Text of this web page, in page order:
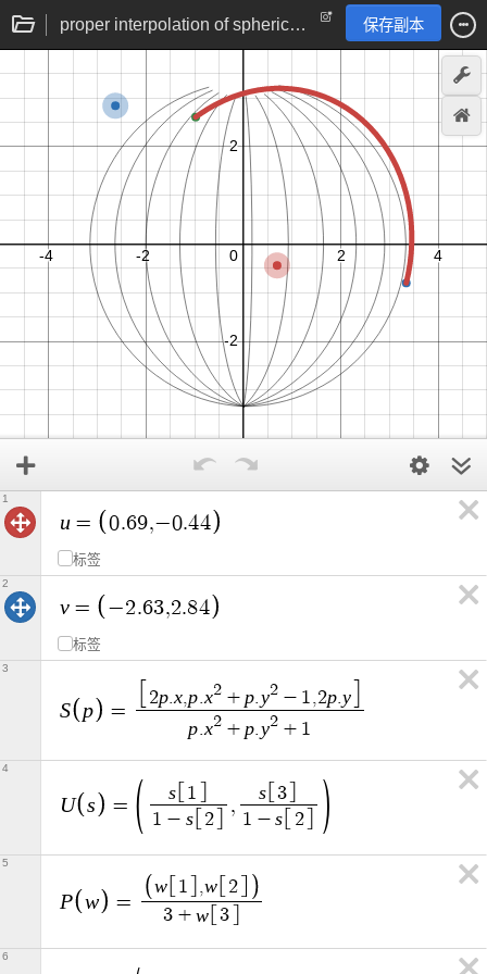
proper interpolation of spherical projective angles 保存副本
u = 0.69,−0.44
标签
1
v = −2.63,2.84
标签
2
S p =
2p.x,p.x2 + p.y2 − 1,2p.y
p.x2 + p.y2 + 1
3
U s =
s
1
1 − s 2
,
s 3
1 − s 2
4
P w =
w 1 ,w
2
3 + w 3
5
6